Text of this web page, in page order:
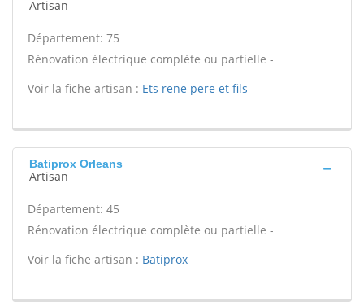
Artisan
Département: 75
Rénovation électrique complète ou partielle -
Voir la fiche artisan : Ets rene pere et fils
Batiprox Orleans
Artisan
Département: 45
Rénovation électrique complète ou partielle -
Voir la fiche artisan : Batiprox